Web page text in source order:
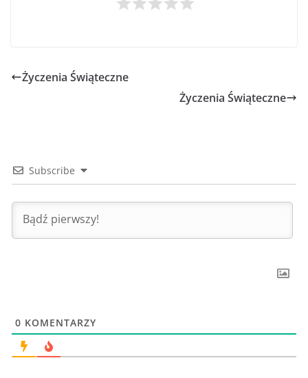
Życzenia Świąteczne
Życzenia Świąteczne
Subscribe
0 KOMENTARZY